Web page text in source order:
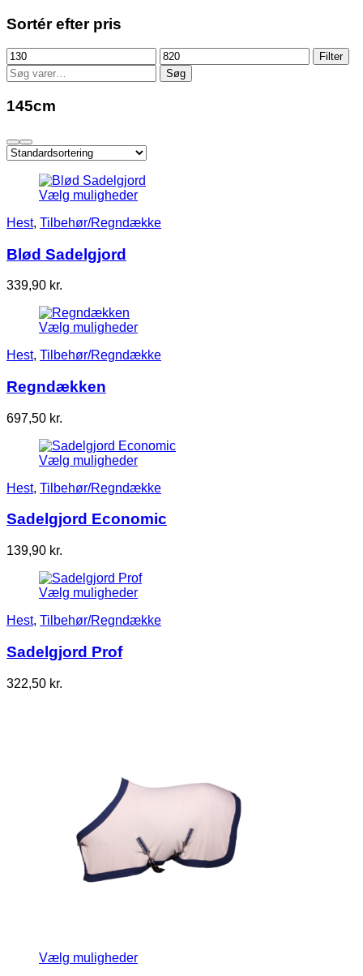
Sortér efter pris
Mindste
pris
Højeste
pris
Filter
Søg
efter:
Søg
145cm
Vælg muligheder
Hest, Tilbehør/Regndække
Blød Sadelgjord
339,90 kr.
Vælg muligheder
Hest, Tilbehør/Regndække
Regndækken
697,50 kr.
Vælg muligheder
Hest, Tilbehør/Regndække
Sadelgjord Economic
139,90 kr.
Vælg muligheder
Hest, Tilbehør/Regndække
Sadelgjord Prof
322,50 kr.
Vælg muligheder